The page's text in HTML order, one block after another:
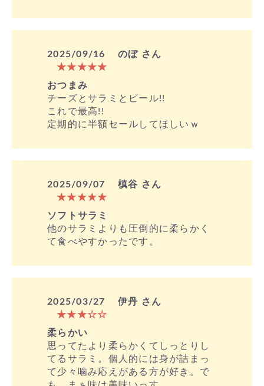
2025/09/16
のぼ さん
★★★★★
おつまみ
チーズとサラミとビール!!
これで最高!!
定期的に半額セールしてほしいｗ
2025/09/07
槙谷 さん
★★★★★
ソフトサラミ
他のサラミよりも圧倒的に柔らかく
て食べやすかったです。
2025/03/27
伊丹 さん
★★★☆☆
柔らかい
思ってたより柔らかくてしっとりし
てるサラミ。個人的には身が詰まっ
て少々噛み応えがある方が好き。で